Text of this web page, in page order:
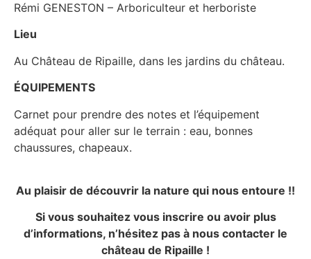
Rémi GENESTON – Arboriculteur et herboriste
Lieu
Au Château de Ripaille, dans les jardins du château.
​ÉQUIPEMENTS
Carnet pour prendre des notes et l’équipement
adéquat pour aller sur le terrain : eau, bonnes
chaussures, chapeaux.
Au plaisir de découvrir la nature qui nous entoure !!
Si vous souhaitez vous inscrire ou avoir plus
d’informations, n’hésitez pas à nous contacter le
château de Ripaille !